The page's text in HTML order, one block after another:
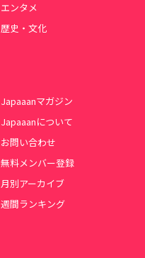
エンタメ
歴史・文化
Japaaanマガジン
Japaaanについて
お問い合わせ
無料メンバー登録
月別アーカイブ
週間ランキング